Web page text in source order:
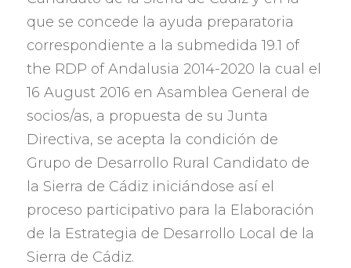
que se concede la ayuda preparatoria
correspondiente a la submedida 19.1 of
the RDP of Andalusia 2014-2020 la cual el
16 August 2016 en Asamblea General de
socios/as, a propuesta de su Junta
Directiva, se acepta la condición de
Grupo de Desarrollo Rural Candidato de
la Sierra de Cádiz iniciándose así el
proceso participativo para la Elaboración
de la Estrategia de Desarrollo Local de la
Sierra de Cádiz.